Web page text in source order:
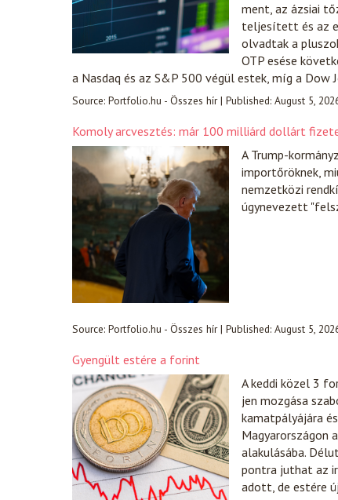
ment, az ázsiai
teljesített és az
olvadtak a
OTP esése
a Nasdaq és az S&P 500 végül estek, míg a Dow
Source: Portfolio.hu - Összes hír| Published: August 5,
Komoly arcvesztés: már 100 milliárd dollárt
A Trump-
importőröknek,
nemzetközi
úgynevezett
Source: Portfolio.hu - Összes hír| Published: August 5,
Gyengült estére a forint
A keddi közel 3
jen mozgása
kamatpályájára
Magyarországon
alakulásába.
pontra juthat az
adott, de estére